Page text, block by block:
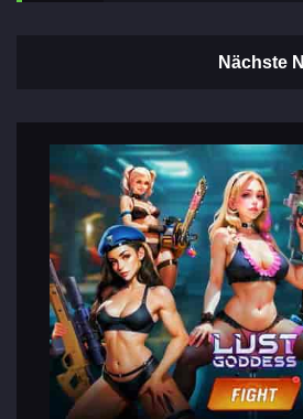
Kontakte
Nächste